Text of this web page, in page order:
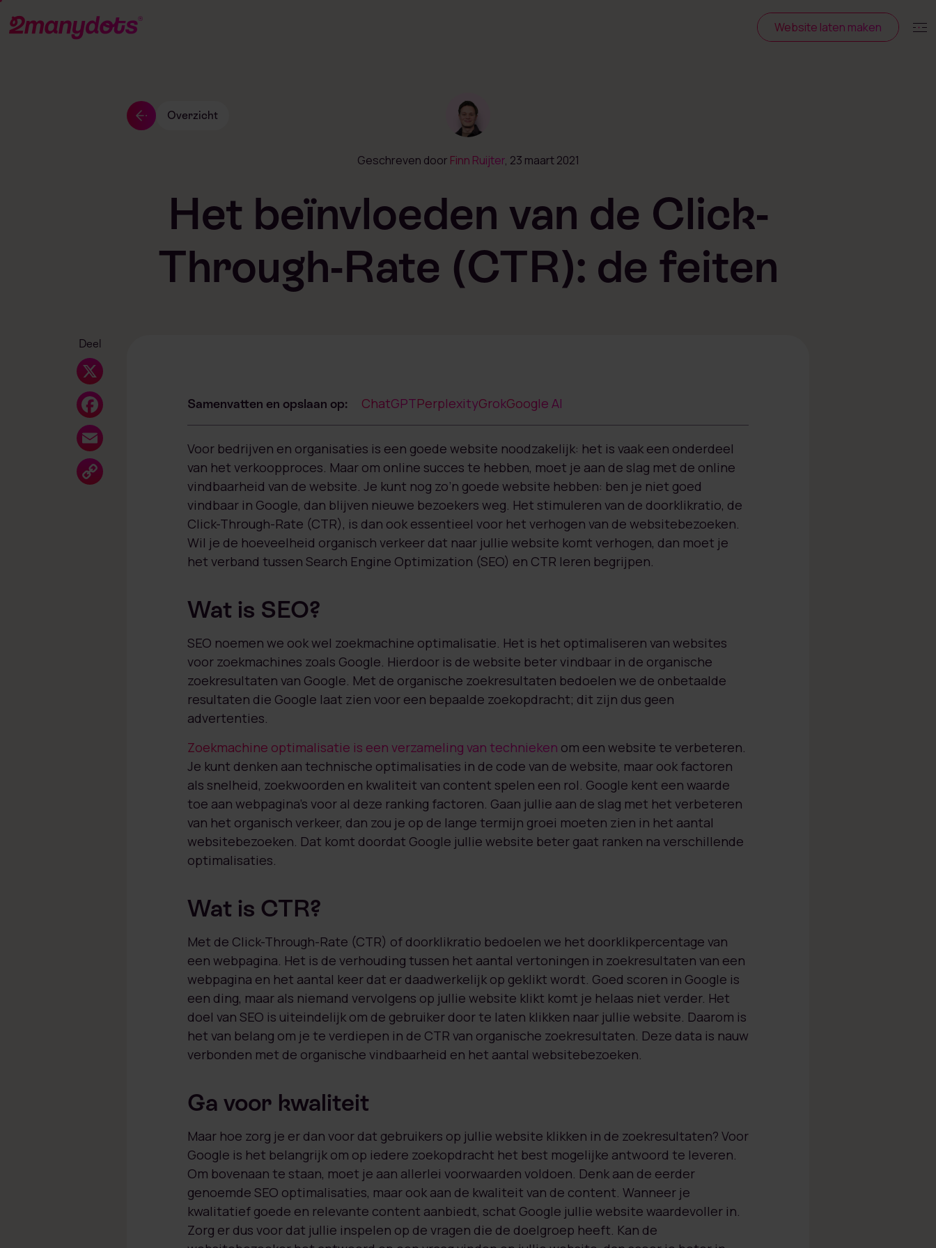
Website laten maken
Overzicht
Geschreven door Finn Ruijter, 23 maart 2021
Het beïnvloeden van de Click-
Through-Rate (CTR): de feiten
Samenvatten en opslaan op: ChatGPTPerplexityGrokGoogle AI
Voor bedrijven en organisaties is een goede website noodzakelijk: het is vaak een onderdeel
van het verkoopproces. Maar om online succes te hebben, moet je aan de slag met de online
vindbaarheid van de website. Je kunt nog zo’n goede website hebben: ben je niet goed
vindbaar in Google, dan blijven nieuwe bezoekers weg. Het stimuleren van de doorklikratio, de
Click-Through-Rate (CTR), is dan ook essentieel voor het verhogen van de websitebezoeken.
Wil je de hoeveelheid organisch verkeer dat naar jullie website komt verhogen, dan moet je
het verband tussen Search Engine Optimization (SEO) en CTR leren begrijpen.
Wat is SEO?
SEO noemen we ook wel zoekmachine optimalisatie. Het is het optimaliseren van websites
voor zoekmachines zoals Google. Hierdoor is de website beter vindbaar in de organische
zoekresultaten van Google. Met de organische zoekresultaten bedoelen we de onbetaalde
resultaten die Google laat zien voor een bepaalde zoekopdracht; dit zijn dus geen
advertenties.
Zoekmachine optimalisatie is een verzameling van technieken om een website te verbeteren.
Je kunt denken aan technische optimalisaties in de code van de website, maar ook factoren
als snelheid, zoekwoorden en kwaliteit van content spelen een rol. Google kent een waarde
toe aan webpagina’s voor al deze ranking factoren. Gaan jullie aan de slag met het verbeteren
van het organisch verkeer, dan zou je op de lange termijn groei moeten zien in het aantal
websitebezoeken. Dat komt doordat Google jullie website beter gaat ranken na verschillende
optimalisaties.
Wat is CTR?
Met de Click-Through-Rate (CTR) of doorklikratio bedoelen we het doorklikpercentage van
een webpagina. Het is de verhouding tussen het aantal vertoningen in zoekresultaten van een
webpagina en het aantal keer dat er daadwerkelijk op geklikt wordt. Goed scoren in Google is
een ding, maar als niemand vervolgens op jullie website klikt komt je helaas niet verder. Het
doel van SEO is uiteindelijk om de gebruiker door te laten klikken naar jullie website. Daarom is
het van belang om je te verdiepen in de CTR van organische zoekresultaten. Deze data is nauw
verbonden met de organische vindbaarheid en het aantal websitebezoeken.
Ga voor kwaliteit
Maar hoe zorg je er dan voor dat gebruikers op jullie website klikken in de zoekresultaten? Voor
Google is het belangrijk om op iedere zoekopdracht het best mogelijke antwoord te leveren.
Om bovenaan te staan, moet je aan allerlei voorwaarden voldoen. Denk aan de eerder
genoemde SEO optimalisaties, maar ook aan de kwaliteit van de content. Wanneer je
kwalitatief goede en relevante content aanbiedt, schat Google jullie website waardevoller in.
Zorg er dus voor dat jullie inspelen op de vragen die de doelgroep heeft. Kan de
Deel
X
Facebook
Email
Copy
Link